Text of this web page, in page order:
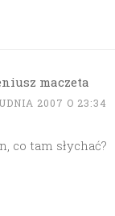
maczeta
2007 O 23:34
co tam słychać?